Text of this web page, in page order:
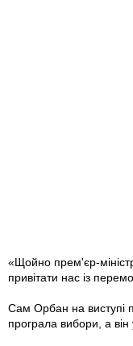
«Щойно прем'єр-
привітати нас із
Сам Орбан на виступі
програла вибори, а він